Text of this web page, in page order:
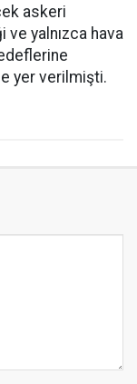
askeri
yalnızca hava
yer verilmişti.